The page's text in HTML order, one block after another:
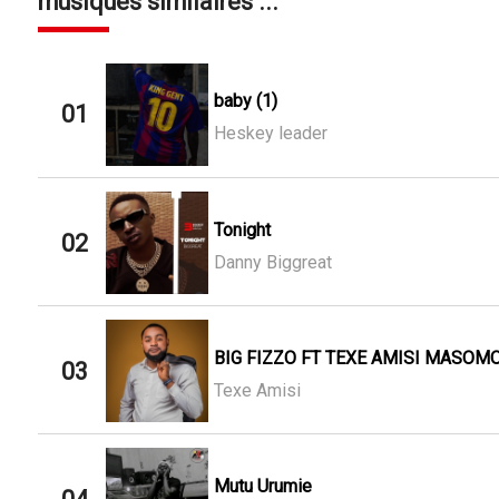
01
baby (1)
Heskey leader
02
Tonight
Danny Biggreat
03
BIG FIZZO FT TEXE AMISI
Texe Amisi
Mutu Urumie